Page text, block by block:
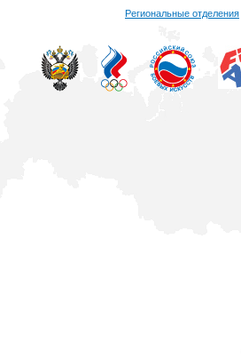
Региональные отделения